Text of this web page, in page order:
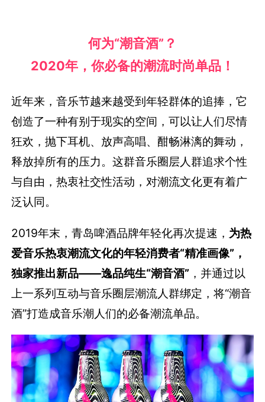
何为“潮音酒”？
2020年，你必备的潮流时尚单品！
近年来，音乐节越来越受到年轻群体的追捧，它
创造了一种有别于现实的空间，可以让人们尽情
狂欢，抛下耳机、放声高唱、酣畅淋漓的舞动，
释放掉所有的压力。这群音乐圈层人群追求个性
与自由，热衷社交性活动，对潮流文化更有着广
泛认同。
2019年末，青岛啤酒品牌年轻化再次提速， 为热
爱音乐热衷潮流文化的年轻消费者“精准画像”，
独家推出新品——逸品纯生“潮音酒” ，并通过以
上一系列互动与音乐圈层潮流人群绑定，将“潮音
酒”打造成音乐潮人们的必备潮流单品。